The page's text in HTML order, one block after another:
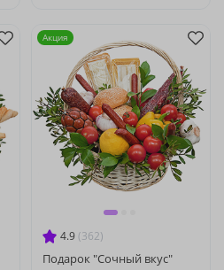
4.9 (362)
Подарок "Сочный вкус"
Акция